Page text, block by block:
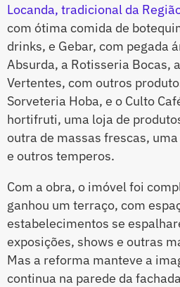
Locanda, tradicional da
com ótima comida de
drinks, e Gebar, com pegada
Absurda, a Rotisseria Bocas,
Vertentes, com outros
Sorveteria Hoba, e o Culto
hortifruti, uma loja de
outra de massas frescas,
e outros temperos.
Com a obra, o imóvel foi
ganhou um terraço, com
estabelecimentos se
exposições, shows e outras
Mas a reforma manteve a
continua na parede da